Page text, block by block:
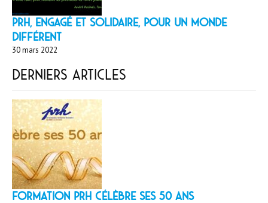
PRH, engagé et solidaire, pour un monde
différent
30 mars 2022
Derniers articles
Formation PRH célèbre ses 50 ans